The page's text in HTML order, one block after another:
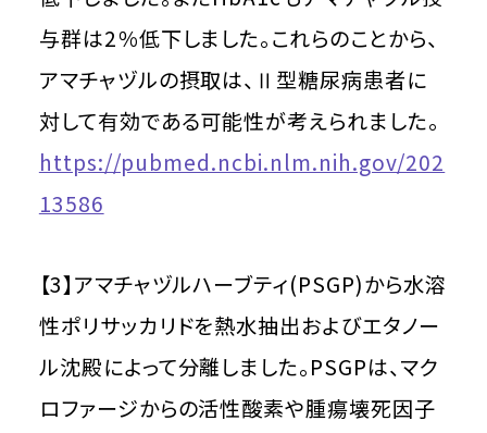
与群は2％低下しました。これらのことから、
アマチャヅルの摂取は、Ⅱ型糖尿病患者に
対して有効である可能性が考えられました。
https://pubmed.ncbi.nlm.nih.gov/202
13586
【3】アマチャヅルハーブティ(PSGP)から水溶
性ポリサッカリドを熱水抽出およびエタノー
ル沈殿によって分離しました。PSGPは、マク
ロファージからの活性酸素や腫瘍壊死因子